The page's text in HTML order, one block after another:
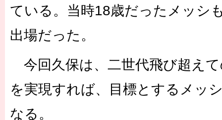
ている。当時18歳だったメッシ
出場だった。
今回久保は、二世代飛び超え
を実現すれば、目標とするメッ
なる。